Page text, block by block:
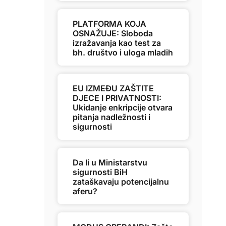
PLATFORMA KOJA
OSNAŽUJE: Sloboda
izražavanja kao test za
bh. društvo i uloga mladih
EU IZMEĐU ZAŠTITE
DJECE I PRIVATNOSTI:
Ukidanje enkripcije otvara
pitanja nadležnosti i
sigurnosti
Da li u Ministarstvu
sigurnosti BiH
zataškavaju potencijalnu
aferu?